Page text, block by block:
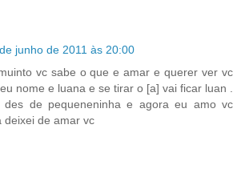
junho de 2011 às 20:00
vc sabe o que e amar e querer ver vc
nome e luana e se tirar o [a] vai ficar luan .
des de pequeneninha e agora eu amo vc
deixei de amar vc